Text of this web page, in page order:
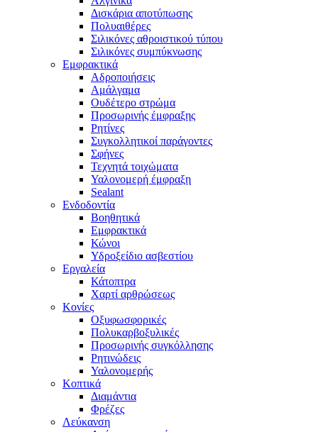
Δισκάρια αποτύπωσης
Πολυαιθέρες
Σιλικόνες αθροιστικού τύπου
Σιλικόνες συμπύκνωσης
Εμφρακτικά
Αδροποιήσεις
Αμάλγαμα
Ουδέτερο στρώμα
Προσωρινής έμφραξης
Ρητίνες
Συγκολλητικοί παράγοντες
Σφήνες
Τεχνητά τοιχώματα
Υαλονομερή έμφραξη
Sealant
Ενδοδοντία
Βοηθητικά
Εμφρακτικά
Κώνοι
Υδροξείδιο ασβεστίου
Εργαλεία
Κάτοπτρα
Χαρτί αρθρώσεως
Κονίες
Οξυφωσφορικές
Πολυκαρβοξυλικές
Προσωρινής συγκόλλησης
Ρητινώδεις
Υαλονομερής
Κοπτικά
Διαμάντια
Φρέζες
Λεύκανση